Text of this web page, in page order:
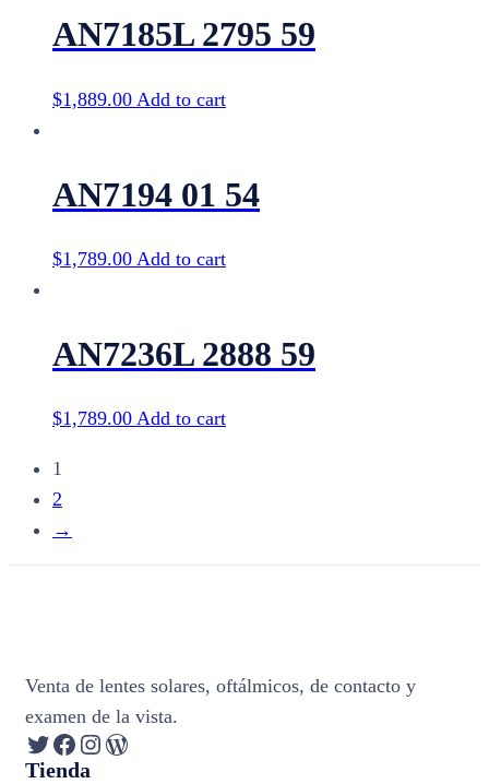
AN7185L 2795 59
$1,889.00 Add to cart
AN7194 01 54
$1,789.00 Add to cart
AN7236L 2888 59
$1,789.00 Add to cart
1
2
→
Venta de lentes solares, oftálmicos, de contacto y
examen de la vista.
Twitter Facebook Instagram WordPress
Tienda